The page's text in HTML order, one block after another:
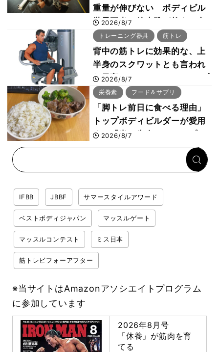
重量が伸びない ボディビル
世界王者・鈴木雅が教える食
事・睡眠・呼吸の整え方
2026/8/7
トレーニング器具 筋トレ
背中の筋トレに効果的な、上
半身のスクワットとも言われ
た最高マシン“ノーチラス・プ
ルオーバーマシン”とは？
2026/8/7
栄養素 フード＆サプリ
「脚トレ前日に食べる理由」
トップボディビルダーが愛用
する「米＋牛肉」のシンプル
回復メシとは？
2026/8/7
IFBB JBBF サマースタイルアワード
ベストボディジャパン マッスルゲート
マッスルコンテスト ミス日本
筋トレビフォーアフター
※当サイトはAmazonアソシエイトプログラム
に参加しています
2026年8月号
「休養」が筋肉を育
てる